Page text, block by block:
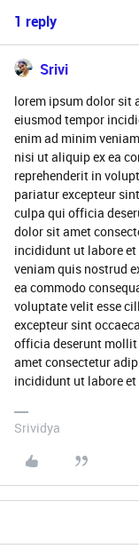
1 reply
Srivi
lorem ipsum dolor sit
eiusmod tempor
enim ad minim
nisi ut aliquip ex ea
reprehenderit in
pariatur excepteur
culpa qui officia
dolor sit amet
incididunt ut labore
veniam quis nostrud
ea commodo
voluptate velit esse
excepteur sint
officia deserunt
amet consectetur
incididunt ut labore
Srividya